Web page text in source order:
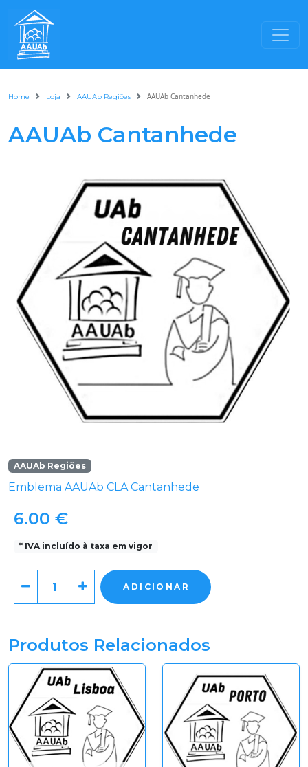
Home Loja AAUAb Regiões AAUAb Cantanhede
AAUAb Cantanhede
AAUAb Regiões
Emblema AAUAb CLA Cantanhede
6.00 €
* IVA incluído à taxa em vigor
ADICIONAR
Produtos Relacionados